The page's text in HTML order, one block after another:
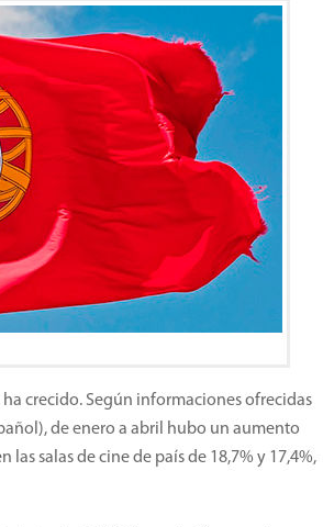
crecido. Según informaciones ofrecidas
de enero a abril hubo un aumento
salas de cine de país de 18,7% y 17,4%,